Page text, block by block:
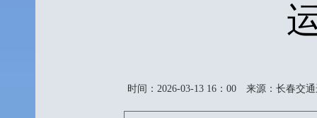
时间：2026-03-13 16：00 来源：长春交